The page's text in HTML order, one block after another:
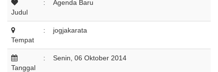
Judul
: Agenda Baru
Tempat
: jogjakarata
Tanggal
: Senin, 06 Oktober 2014